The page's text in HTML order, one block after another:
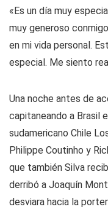
«Es un día muy
muy generoso
en mi vida personal.
especial. Me siento
Una noche antes de
capitaneando a Brasil
sudamericano Chile
Philippe Coutinho y
que también Silva
derribó a Joaquín
desviara hacia la